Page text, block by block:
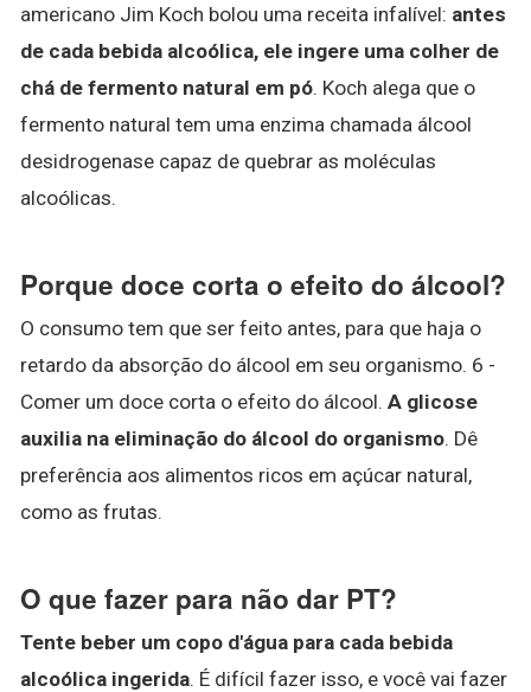
americano Jim Koch bolou uma receita infalível: antes
de cada bebida alcoólica, ele ingere uma colher de
chá de fermento natural em pó. Koch alega que o
fermento natural tem uma enzima chamada álcool
desidrogenase capaz de quebrar as moléculas
alcoólicas.
Porque doce corta o efeito do álcool?
O consumo tem que ser feito antes, para que haja o
retardo da absorção do álcool em seu organismo. 6 -
Comer um doce corta o efeito do álcool. A glicose
auxilia na eliminação do álcool do organismo. Dê
preferência aos alimentos ricos em açúcar natural,
como as frutas.
O que fazer para não dar PT?
Tente beber um copo d'água para cada bebida
alcoólica ingerida. É difícil fazer isso, e você vai fazer